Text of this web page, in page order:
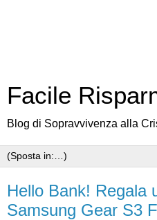
Facile
Blog di Sopravvivenza alla
Hello Bank! Regala
Samsung Gear S3